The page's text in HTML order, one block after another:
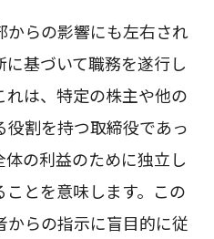
らの影響にも左右され
基づいて職務を遂行し
は、特定の株主や他の
割を持つ取締役であっ
の利益のために独立し
とを意味します。この
らの指示に盲目的に従